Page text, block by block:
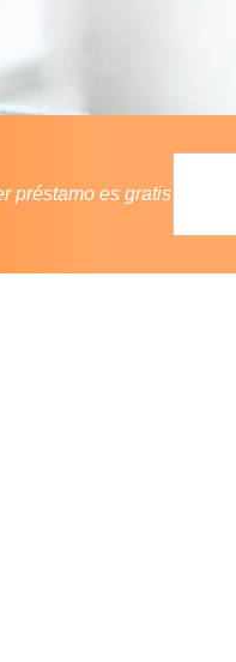
préstamo es gratis